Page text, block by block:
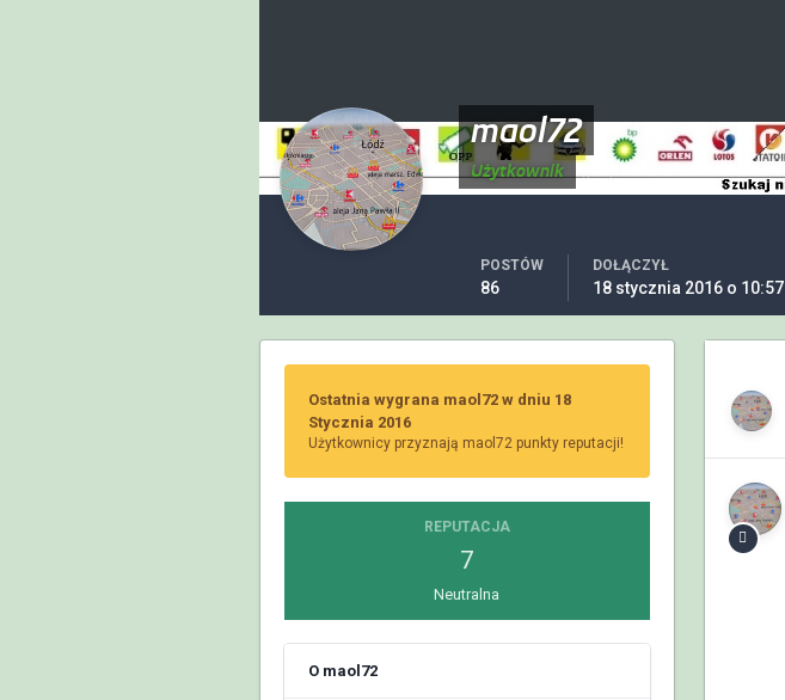
maol72
Użytkownik
POSTÓW
86
DOŁĄCZYŁ
18 stycznia 2016 o 10:57
Ostatnia wygrana maol72 w dniu 18
Stycznia 2016
Użytkownicy przyznają maol72 punkty reputacji!
REPUTACJA
7
Neutralna
O maol72